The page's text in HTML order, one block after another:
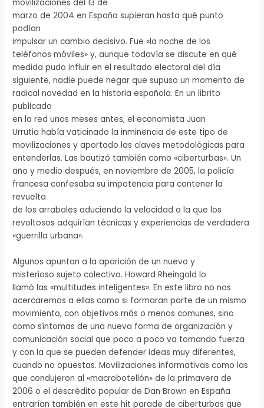
movilizaciones del 13 de
marzo de 2004 en España supieran hasta qué punto
podían
impulsar un cambio decisivo. Fue «la noche de los
teléfonos móviles» y, aunque todavía se discute en qué
medida pudo influir en el resultado electoral del día
siguiente, nadie puede negar que supuso un momento de
radical novedad en la historia española. En un librito
publicado
en la red unos meses antes, el economista Juan
Urrutia había vaticinado la inminencia de este tipo de
movilizaciones y aportado las claves metodológicas para
entenderlas. Las bautizó también como «ciberturbas». Un
año y medio después, en noviembre de 2005, la policía
francesa confesaba su impotencia para contener la
revuelta
de los arrabales aduciendo la velocidad a la que los
revoltosos adquirían técnicas y experiencias de verdadera
«guerrilla urbana».
Algunos apuntan a la aparición de un nuevo y
misterioso sujeto colectivo. Howard Rheingold lo
llamó las «multitudes inteligentes». En este libro no nos
acercaremos a ellas como si formaran parte de un mismo
movimiento, con objetivos más o menos comunes, sino
como síntomas de una nueva forma de organización y
comunicación social que poco a poco va tomando fuerza
y con la que se pueden defender ideas muy diferentes,
cuando no opuestas. Movilizaciones informativas como las
que condujeron al «macrobotellón» de la primavera de
2006 o el descrédito popular de Dan Brown en España
entrarían también en este hit parade de ciberturbas que